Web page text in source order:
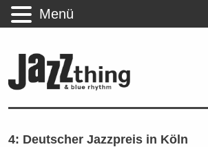
4: Deutscher Jazzpreis in Köln
Menü